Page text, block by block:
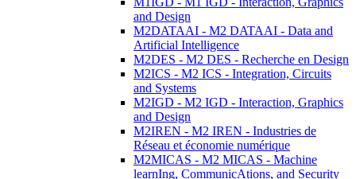
and Design
M2DATAAI - M2 DATAAI - Data and
Artificial Intelligence
M2DES - M2 DES - Recherche en Design
M2ICS - M2 ICS - Integration, Circuits
and Systems
M2IGD - M2 IGD - Interaction, Graphics
and Design
M2IREN - M2 IREN - Industries de
Réseau et économie numérique
M2MICAS - M2 MICAS - Machine
learnIng, CommunicAtions, and Security